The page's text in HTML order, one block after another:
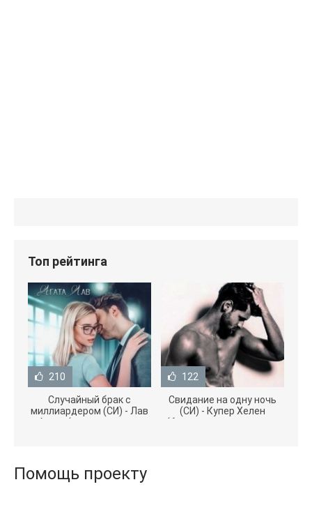
Топ рейтинга
210
Случайный брак с
миллиардером (СИ) - Лав
Агата (полная версия
122
Свидание на одну ночь
(СИ) - Купер Хелен
(бесплатные серии книг
Помощь проекту